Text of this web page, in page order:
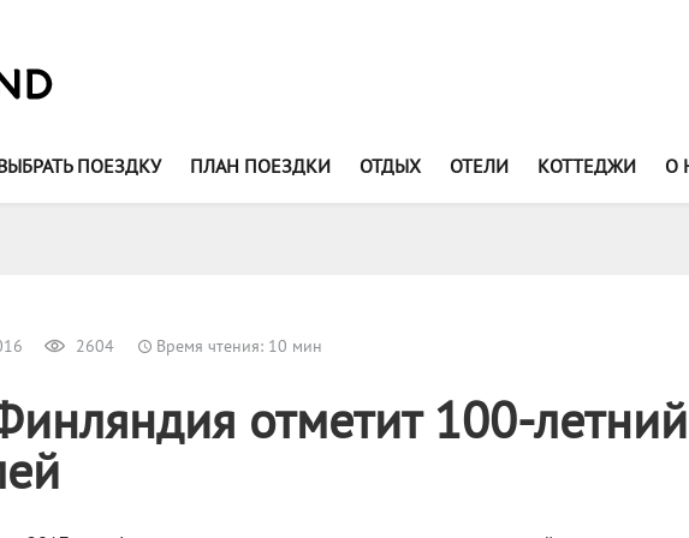
ПОЕЗДКУ ПЛАН ПОЕЗДКИ ОТДЫХ ОТЕЛИ КОТТЕДЖИ О
2604 Время чтения: 10 мин
отметит 100-летний